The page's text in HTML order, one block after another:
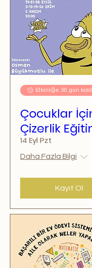
Etkinliğe 38 gün
Çocuklar
Çizerlik
14 Eyl Pzt
Daha Fazla Bilgi
Kayıt Ol